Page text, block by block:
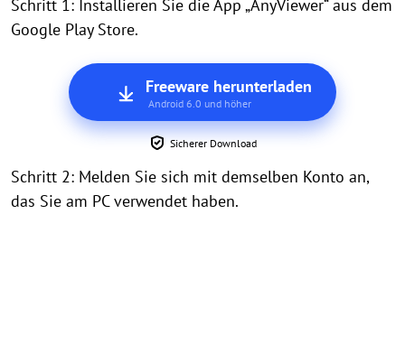
Schritt 1: Installieren Sie die App „AnyViewer“ aus dem
Google Play Store.
Freeware herunterladen
Android 6.0 und höher
Sicherer Download
Schritt 2: Melden Sie sich mit demselben Konto an,
das Sie am PC verwendet haben.